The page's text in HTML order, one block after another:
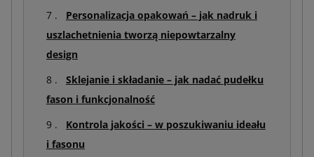
Personalizacja opakowań – jak nadruk i
uszlachetnienia tworzą niepowtarzalny
design
Sklejanie i składanie – jak nadać pudełku
fason i funkcjonalność
Kontrola jakości – w poszukiwaniu ideału
i fasonu